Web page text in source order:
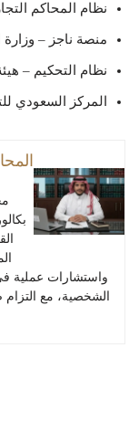
نظام المحاكم
منصة ناجز – وزارة
نظام التحكيم –
المركز السعودي
واستشارات عملية في
الشخصية، مع